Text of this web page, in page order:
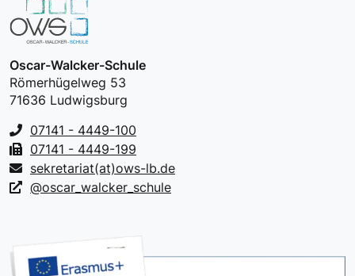
Oscar-Walcker-Schule
Römerhügelweg 53
71636 Ludwigsburg
07141 - 4449-100
07141 - 4449-199
sekretariat(at)ows-lb.de
@oscar_walcker_schule